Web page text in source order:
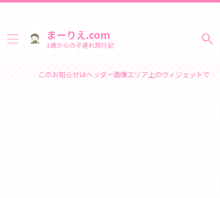
まーりえ.com
1歳からの子連れ旅行記
のお知らせはヘッダー画像エリア上のウィジェットで変更できます